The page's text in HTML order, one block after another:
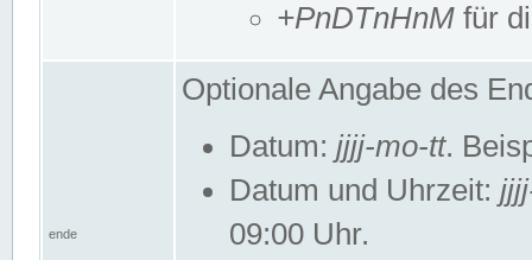
+PnDTnHnM für
ende
Optionale Angabe des
Datum: jjjj-mo-tt.
Datum und Uhrzeit:
09:00 Uhr.